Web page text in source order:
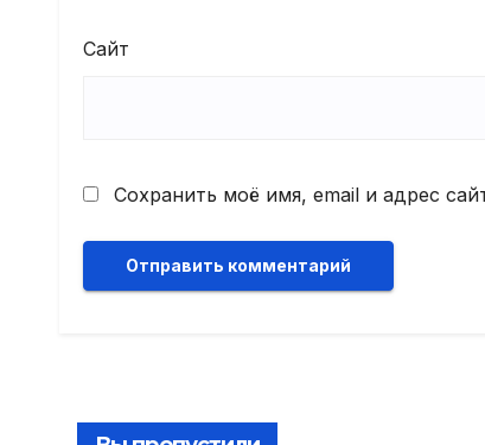
Сайт
Сохранить моё имя, email и адрес